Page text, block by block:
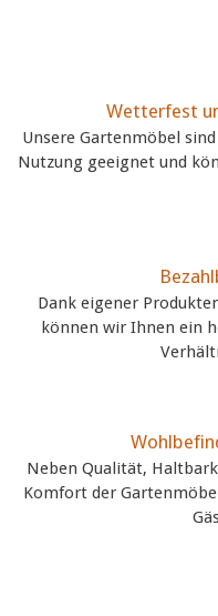
Wetterfest
Unsere Gartenmöbel
Nutzung geeignet und
Dank eigener
können wir Ihnen ein
Neben Qualität,
Komfort der